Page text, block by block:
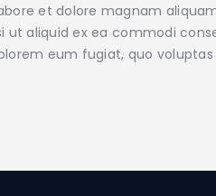
et dolore magnam
aliquid ex ea commodi
eum fugiat, quo